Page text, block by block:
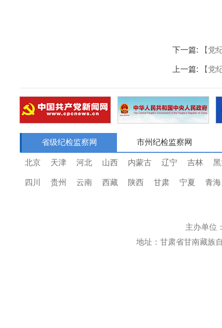
下一篇: 【党
上一篇: 【党
省级纪检监察网 市州纪检监察网
北京 天津 河北 山西 内蒙古 辽宁 吉林
四川 贵州 云南 西藏 陕西 甘肃 宁夏 青海
主办单位
地址：甘肃省甘南藏族